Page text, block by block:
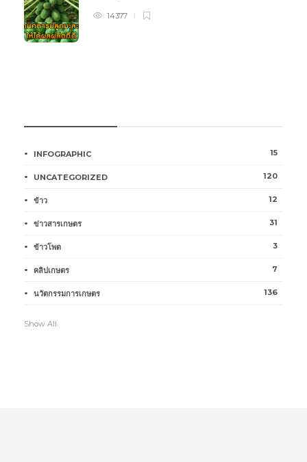
14377
INFOGRAPHIC 15
UNCATEGORIZED 120
ข้าว 12
ข่าวสารเกษตร 31
ข้าวโพด 3
คลิปเกษตร 7
นวัตกรรมการเกษตร 136
Show All